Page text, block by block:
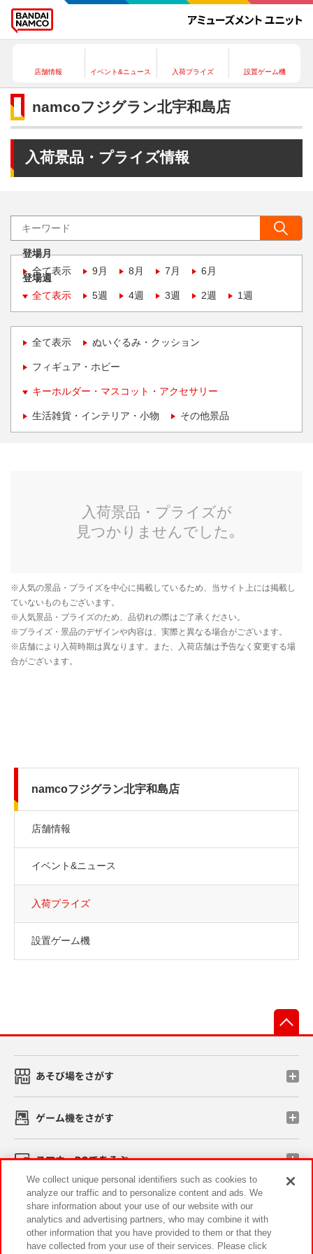
店舗情報 イベント&ニュース 入荷プライズ 設置ゲーム機
namcoフジグラン北宇和島店
入荷景品・プライズ情報
登場月
全て表示
9月 8月 7月 6月
登場週
全て表示
5週 4週 3週 2週 1週
全て表示 ぬいぐるみ・クッション
フィギュア・ホビー
キーホルダー・マスコット・アクセサリー
生活雑貨・インテリア・小物 その他景品
namcoフジグラン北宇和島店
店舗情報
イベント&ニュース
入荷プライズ
設置ゲーム機
あそび場をさがす
ゲーム機をさがす
スマホ・PCであそぶ
イベント・キャンペーン
We collect unique personal identifiers such as cookies to
analyze our traffic and to personalize content and ads. We
share information about your use of our website with our
analytics and advertising partners, who may combine it with
other information that you have provided to them or that they
have collected from your use of their services. Please click